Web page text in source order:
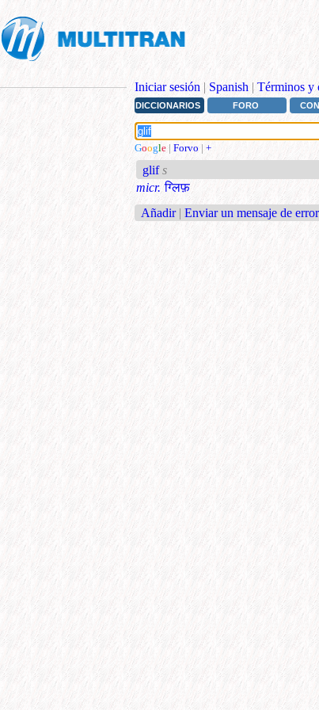
Iniciar sesión | Spanish | Términos y
DICCIONARIOS FORO
Google | Forvo | +
glif s
micr. ग्लिफ़
Añadir | Enviar un mensaje de error